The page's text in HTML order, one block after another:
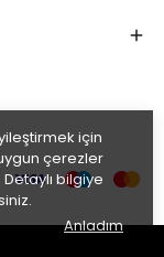
için
çerezler
bilgiye
Anladım